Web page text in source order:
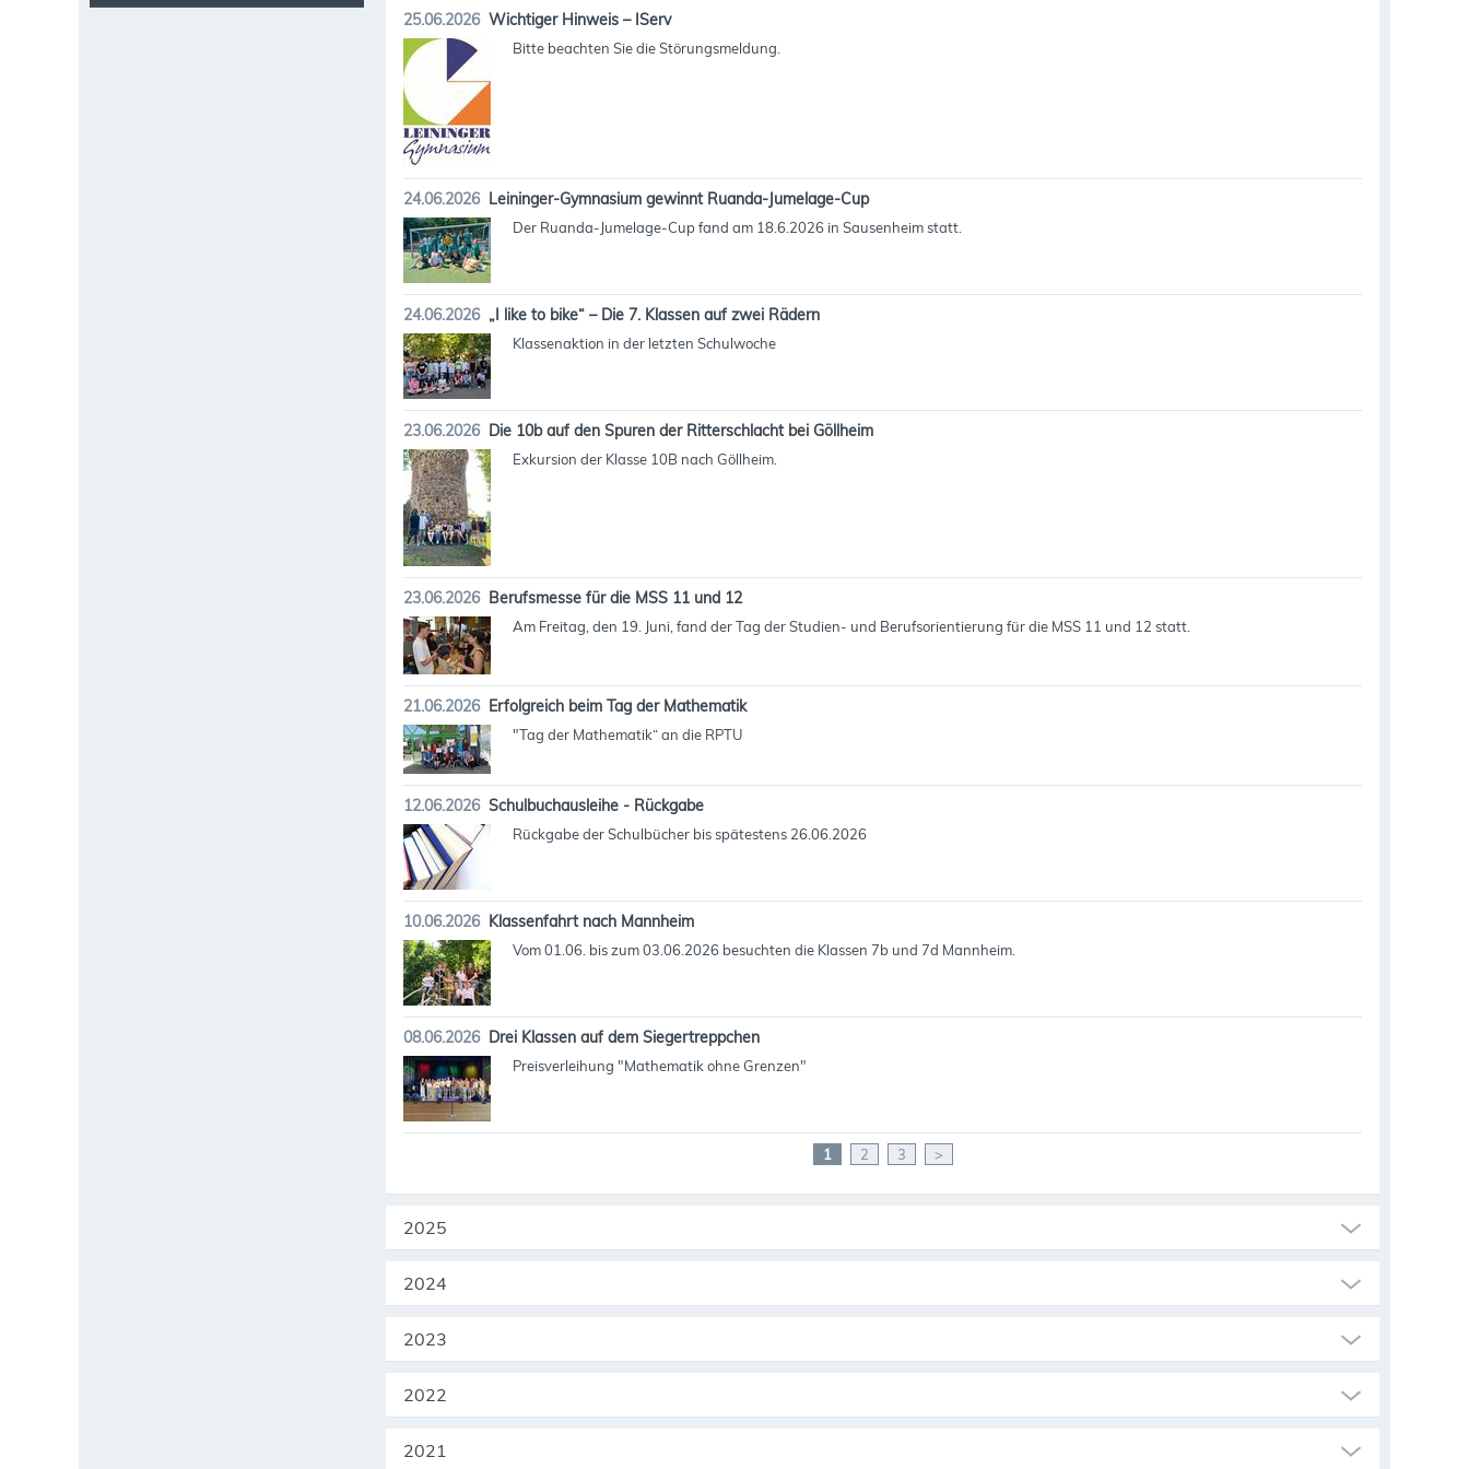
25.06.2026 Wichtiger Hinweis – IServ
Bitte beachten Sie die Störungsmeldung.
24.06.2026 Leininger-Gymnasium gewinnt Ruanda-Jumelage-Cup
Der Ruanda-Jumelage-Cup fand am 18.6.2026 in Sausenheim statt.
24.06.2026 „I like to bike“ – Die 7. Klassen auf zwei Rädern
Klassenaktion in der letzten Schulwoche
23.06.2026 Die 10b auf den Spuren der Ritterschlacht bei Göllheim
Exkursion der Klasse 10B nach Göllheim.
23.06.2026 Berufsmesse für die MSS 11 und 12
Am Freitag, den 19. Juni, fand der Tag der Studien- und Berufsorientierung für die MSS 11 und 12 statt.
21.06.2026 Erfolgreich beim Tag der Mathematik
"Tag der Mathematik“ an die RPTU
12.06.2026 Schulbuchausleihe - Rückgabe
Rückgabe der Schulbücher bis spätestens 26.06.2026
10.06.2026 Klassenfahrt nach Mannheim
Vom 01.06. bis zum 03.06.2026 besuchten die Klassen 7b und 7d Mannheim.
08.06.2026 Drei Klassen auf dem Siegertreppchen
Preisverleihung "Mathematik ohne Grenzen"
1 2 3 >
2025
2024
2023
2022
2021